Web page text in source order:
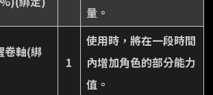
量。
卷軸(綁
1
使用時，將在一段時間
內增加角色的部分能力
值。